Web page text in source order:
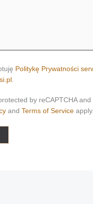
Politykę Prywatności
.
by reCAPTCHA and
and Terms of Serviceapply.